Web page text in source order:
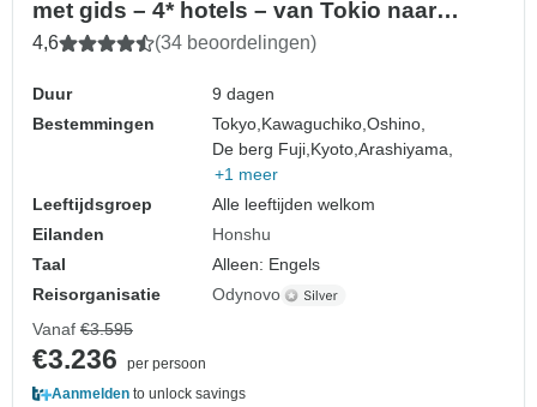
met gids – 4* hotels – van Tokio naar
Osaka
4,6 (34 beoordelingen)
Duur
9 dagen
Bestemmingen
Tokyo,Kawaguchiko,Oshino,
De berg Fuji,Kyoto,Arashiyama,
+1 meer
Leeftijdsgroep
Alle leeftijden welkom
Eilanden
Honshu
Taal
Alleen: Engels
Reisorganisatie
Odynovo
Vanaf €3.595
€3.236
per persoon
Aanmelden to unlock savings